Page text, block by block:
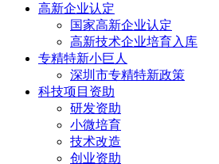
高新企业认定
国家高新企业认定
高新技术企业培育入库
专精特新小巨人
深圳市专精特新政策
科技项目资助
研发资助
小微培育
技术改造
创业资助